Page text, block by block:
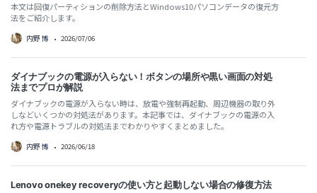
本文は回復パーティションの削除方法とWindows10パソコンデータの復元方
法をご紹介します。
内野 博 • 2026/07/06
ダイナブックの電源が入らない！ボタンの場所や黒い画面の対処
法までプロが解説
ダイナブックの電源が入らない時は、放電や強制再起動、周辺機器の取り外
しなどいくつかの対処法があります。本記事では、ダイナブックの電源の入
れ方や電源トラブルの対処法までわかりやすくまとめました。
内野 博 • 2026/06/18
Lenovo onekey recoveryの使い方と起動しない場合の修復方法